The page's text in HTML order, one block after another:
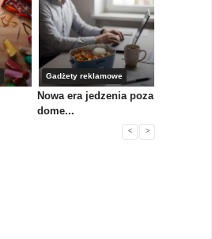
Gadżety reklamowe
Nowa era jedzenia poza
dome...
< >